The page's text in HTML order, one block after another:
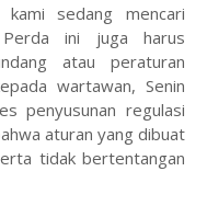
sedang mencari
ini juga harus
atau peraturan
wartawan, Senin
penyusunan regulasi
aturan yang dibuat
tidak bertentangan